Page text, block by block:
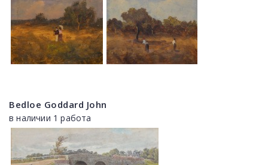
Bedloe Goddard John
в наличии 1 работа